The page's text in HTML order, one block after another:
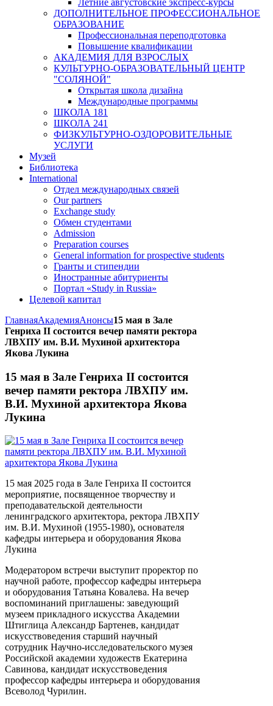
Летние августовские экспресс-курсы
ДОПОЛНИТЕЛЬНОЕ ПРОФЕССИОНАЛЬНОЕ
ОБРАЗОВАНИЕ
Профессиональная переподготовка
Повышение квалификации
АКАДЕМИЯ ДЛЯ ВЗРОСЛЫХ
КУЛЬТУРНО-ОБРАЗОВАТЕЛЬНЫЙ ЦЕНТР
"СОЛЯНОЙ"
Открытая школа дизайна
Международные программы
ШКОЛА 181
ШКОЛА 241
ФИЗКУЛЬТУРНО-ОЗДОРОВИТЕЛЬНЫЕ
УСЛУГИ
Музей
Библиотека
International
Отдел международных связей
Our partners
Exchange study
Обмен студентами
Admission
Preparation courses
General information for prospective students
Гранты и стипендии
Иностранные абитуриенты
Портал «Study in Russia»
Целевой капитал
ГлавнаяАкадемияАнонсы15 мая в Зале
Генриха II состоится вечер памяти ректора
ЛВХПУ им. В.И. Мухиной архитектора
Якова Лукина
15 мая в Зале Генриха II состоится
вечер памяти ректора ЛВХПУ им.
В.И. Мухиной архитектора Якова
Лукина
15 мая 2025 года в Зале Генриха II состоится
мероприятие, посвященное творчеству и
преподавательской деятельности
ленинградского архитектора, ректора ЛВХПУ
им. В.И. Мухиной (1955-1980), основателя
кафедры интерьера и оборудования Якова
Лукина
Модератором встречи выступит проректор по
научной работе, профессор кафедры интерьера
и оборудования Татьяна Ковалева. На вечер
воспоминаний приглашены: заведующий
музеем прикладного искусства Академии
Штиглица Александр Бартенев, кандидат
искусствоведения старший научный
сотрудник Научно-исследовательского музея
Российской академии художеств Екатерина
Савинова, кандидат искусствоведения
профессор кафедры интерьера и оборудования
Всеволод Чурилин.